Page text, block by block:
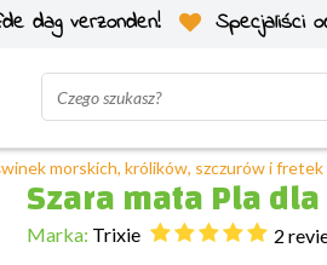
dag verzonden!
Specjaliści
morskich, królików, szczurów i fretek
Szara mata Pla
Marka: Trixie 2